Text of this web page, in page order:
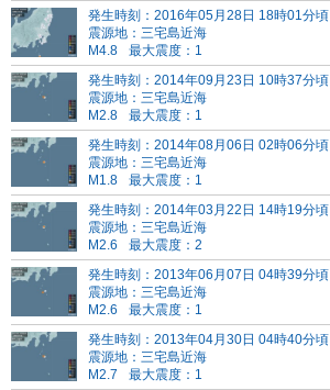
発生時刻：2016年05月28日 18時01分頃
震源地：三宅島近海
M4.8
最大震度：1
発生時刻：2014年09月23日 10時37分頃
震源地：三宅島近海
M2.8
最大震度：1
発生時刻：2014年08月06日 02時06分頃
震源地：三宅島近海
M1.8
最大震度：1
発生時刻：2014年03月22日 14時19分頃
震源地：三宅島近海
M2.6
最大震度：2
発生時刻：2013年06月07日 04時39分頃
震源地：三宅島近海
M2.6
最大震度：1
発生時刻：2013年04月30日 04時40分頃
震源地：三宅島近海
M2.7
最大震度：1